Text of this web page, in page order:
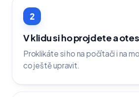
2
V klidu si ho projdete a
Proklikáte si ho na počítači i na
co ještě upravit.